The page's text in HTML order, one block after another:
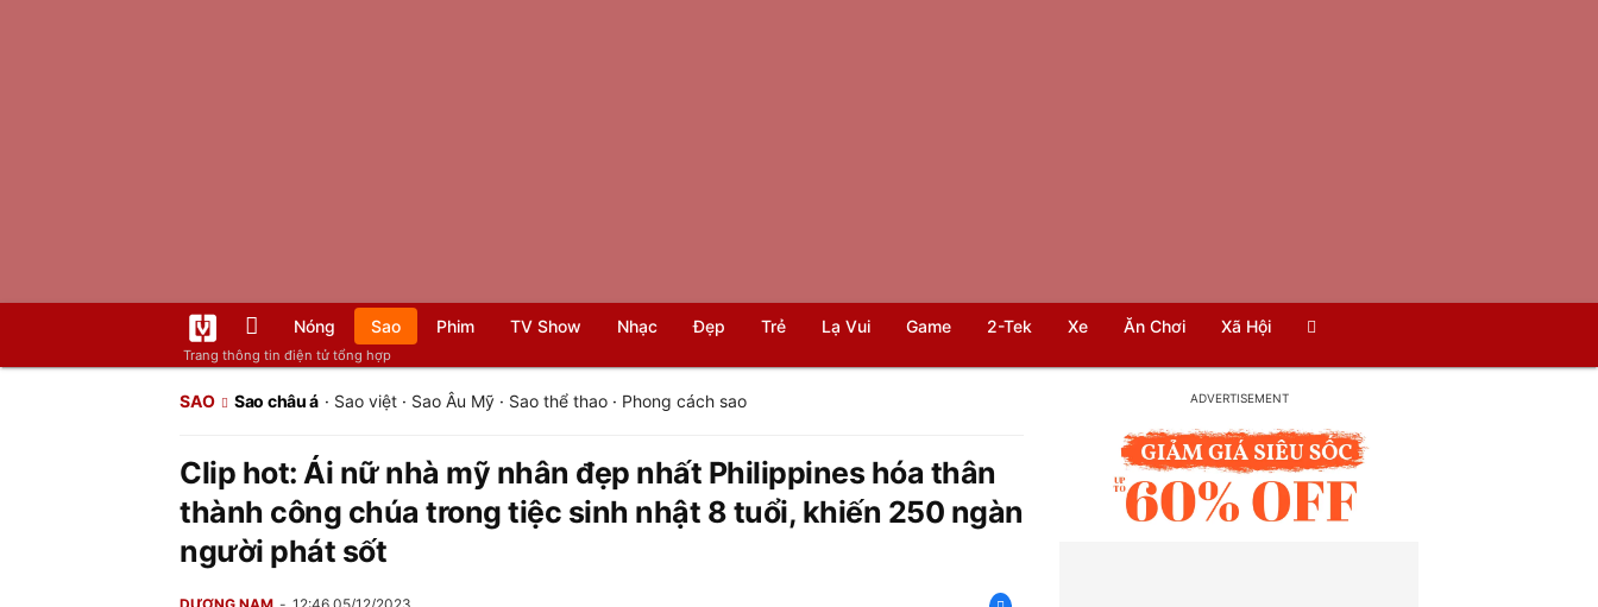
Trang thông tin điện tử tổng hợp
Nóng Sao Phim TV Show Nhạc Đẹp Trẻ Lạ Vui Game 2-Tek Xe Ăn Chơi Xã Hội
SAO Sao châu á · Sao việt · Sao Âu Mỹ · Sao thể thao · Phong cách sao
Clip hot: Ái nữ nhà mỹ nhân đẹp nhất Philippines hóa thân
thành công chúa trong tiệc sinh nhật 8 tuổi, khiến 250 ngàn
người phát sốt